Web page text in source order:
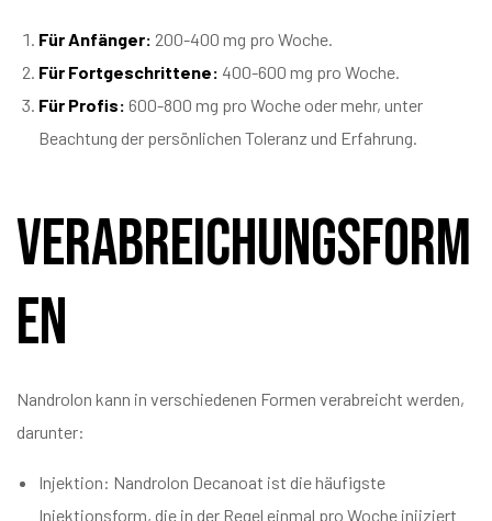
Für Anfänger: 200-400 mg pro Woche.
Für Fortgeschrittene: 400-600 mg pro Woche.
Für Profis: 600-800 mg pro Woche oder mehr, unter
Beachtung der persönlichen Toleranz und Erfahrung.
Verabreichungsform
en
Nandrolon kann in verschiedenen Formen verabreicht werden,
darunter:
Injektion: Nandrolon Decanoat ist die häufigste
Injektionsform, die in der Regel einmal pro Woche injiziert